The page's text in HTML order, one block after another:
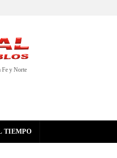
Fe y Norte
TIEMPO